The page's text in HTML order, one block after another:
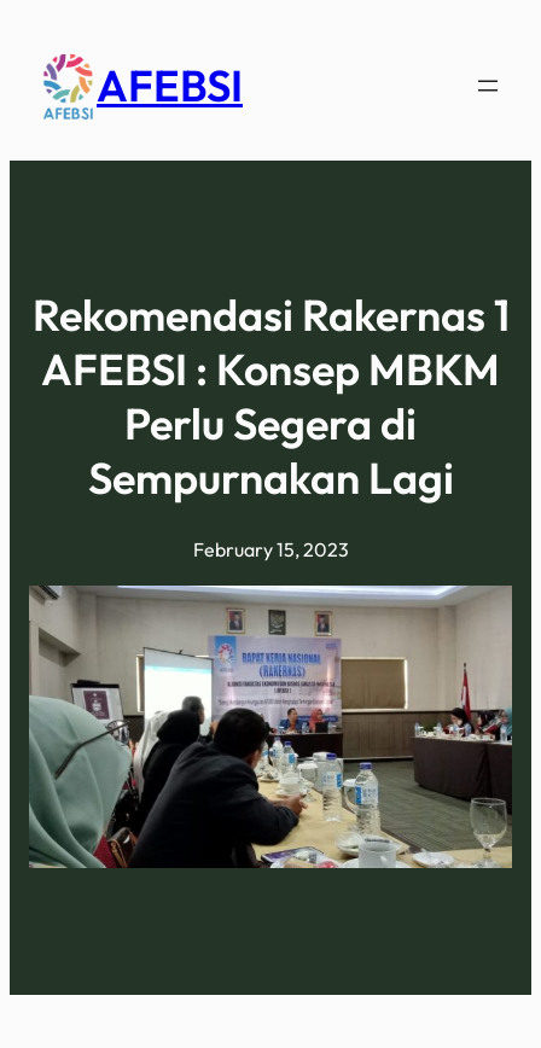
AFEBSI
Rekomendasi Rakernas 1
AFEBSI : Konsep MBKM
Perlu Segera di
Sempurnakan Lagi
February 15, 2023